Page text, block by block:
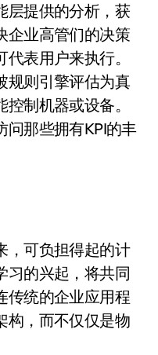
层提供的分析，获
企业高管们的决策
表用户来执行。
规则引擎评估为真
制机器或设备。
问那些拥有KPI的丰
可负担得起的计
习的兴起，将共同
传统的企业应用程
构，而不仅仅是物